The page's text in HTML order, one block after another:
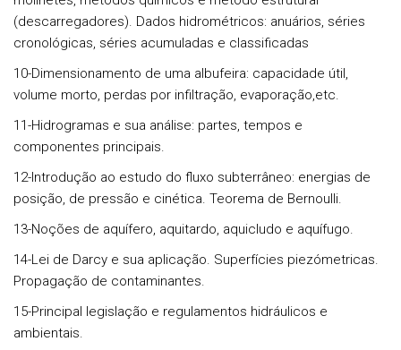
(descarregadores). Dados hidrométricos: anuários, séries
cronológicas, séries acumuladas e classificadas
10-Dimensionamento de uma albufeira: capacidade útil,
volume morto, perdas por infiltração, evaporação,etc.
11-Hidrogramas e sua análise: partes, tempos e
componentes principais.
12-Introdução ao estudo do fluxo subterrâneo: energias de
posição, de pressão e cinética. Teorema de Bernoulli.
13-Noções de aquífero, aquitardo, aquicludo e aquífugo.
14-Lei de Darcy e sua aplicação. Superfícies piezómetricas.
Propagação de contaminantes.
15-Principal legislação e regulamentos hidráulicos e
ambientais.